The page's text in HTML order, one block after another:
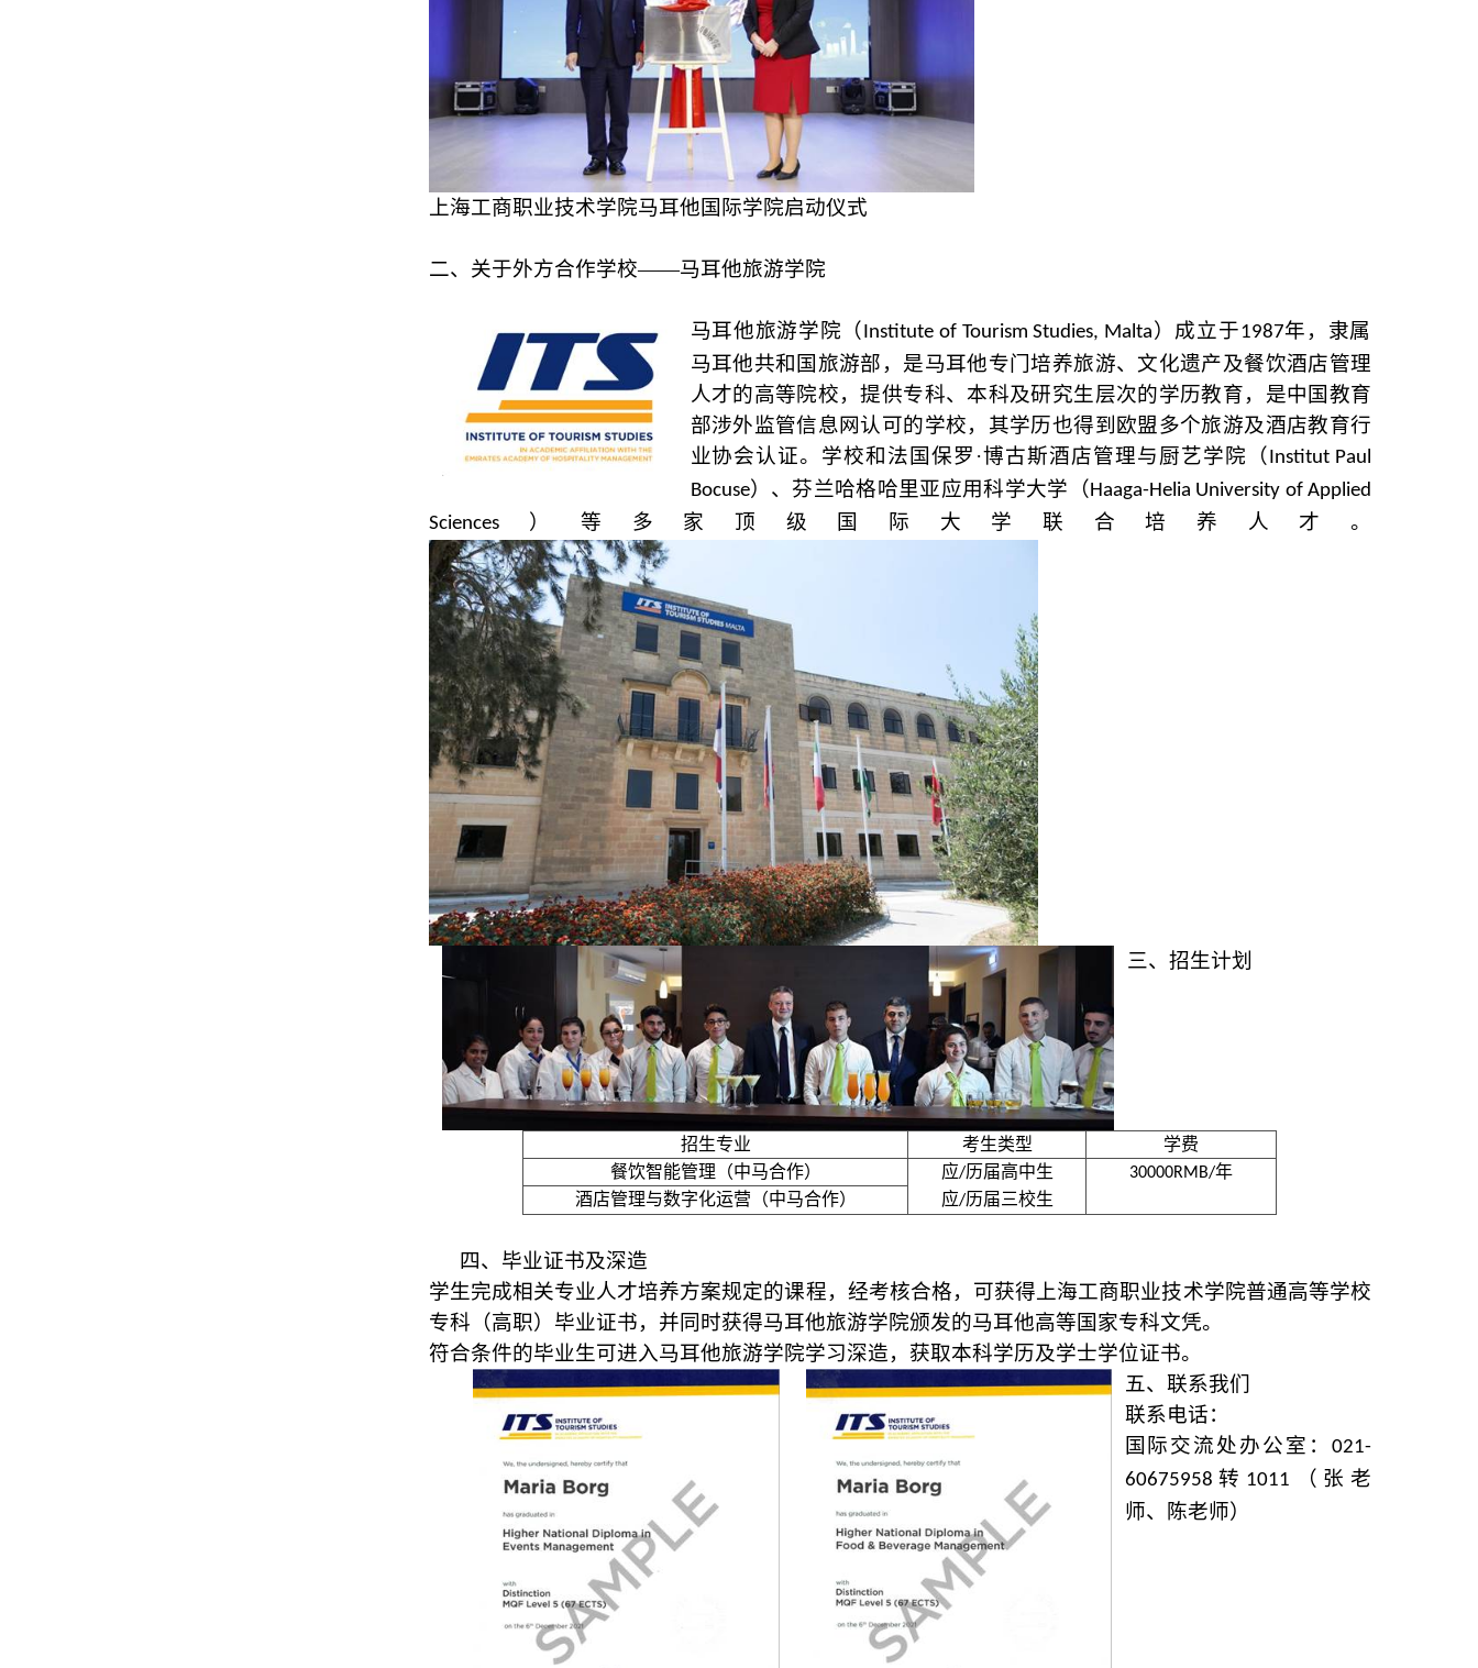
上海工商职业技术学院马耳他国际学院启动仪式
二、关于外方合作学校——马耳他旅游学院
马耳他旅游学院（ Institute of Tourism Studies, Malta ）成立于1987年，隶属
马耳他共和国旅游部，是马耳他专门培养旅游、文化遗产及餐饮酒店管理
人才的高等院校，提供专科、本科及研究生层次的学历教育，是中国教育
部涉外监管信息网认可的学校，其学历也得到欧盟多个旅游及酒店教育行
业协会认证。学校和法国保罗·博古斯酒店管理与厨艺学院（ Institut Paul
Bocuse）、芬兰哈格哈里亚应用科学大学（Haaga-Helia University of Applied
Sciences）等多家顶级国际大学联合培养人才。
三、招生计划
招生专业 考生类型
学费
餐饮智能管理（中马合作）
应/历届高中生
应/历届三校生
30000RMB/年
酒店管理与数字化运营（中马合作）
四、毕业证书及深造
学生完成相关专业人才培养方案规定的课程，经考核合格，可获得上海工商职业技术学院普通高等学校
专科（高职）毕业证书，并同时获得马耳他旅游学院颁发的马耳他高等国家专科文凭。
符合条件的毕业生可进入马耳他旅游学院学习深造，获取本科学历及学士学位证书。
五、联系我们
联系电话：
国际交流处办公室： 021-
60675958 转 1011
（张老
师、陈老师）